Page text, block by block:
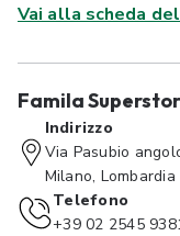
Vai alla scheda
Famila
Indirizzo
Via Pasubio
Milano, Lombardia
Telefono
+39 02 2545